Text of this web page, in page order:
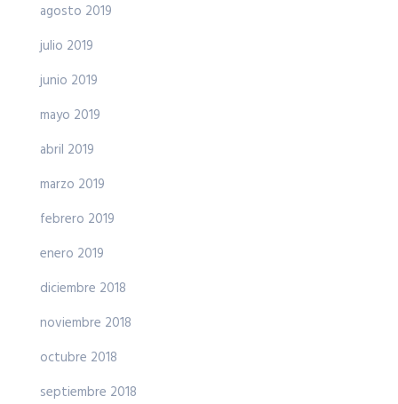
agosto 2019
julio 2019
junio 2019
mayo 2019
abril 2019
marzo 2019
febrero 2019
enero 2019
diciembre 2018
noviembre 2018
octubre 2018
septiembre 2018